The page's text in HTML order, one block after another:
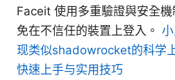
Faceit 使用多重驗證與安全
免在不信任的裝置上登入。
现类似shadowrocket的科学
快速上手与实用技巧